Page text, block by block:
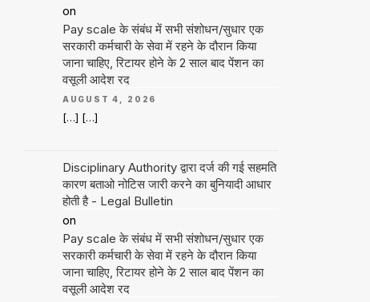
on
Pay scale के संबंध में सभी संशोधन/सुधार एक
सरकारी कर्मचारी के सेवा में रहने के दौरान किया
जाना चाहिए, रिटायर होने के 2 साल बाद पेंशन का
वसूली आदेश रद
AUGUST 4, 2026
[…] […]
Disciplinary Authority द्वारा दर्ज की गई सहमति
कारण बताओ नोटिस जारी करने का बुनियादी आधार
होती है - Legal Bulletin
on
Pay scale के संबंध में सभी संशोधन/सुधार एक
सरकारी कर्मचारी के सेवा में रहने के दौरान किया
जाना चाहिए, रिटायर होने के 2 साल बाद पेंशन का
वसूली आदेश रद